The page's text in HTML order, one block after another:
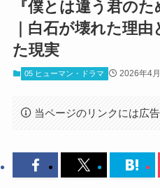
『僕とは違う君の
｜白石が壊れた理
た現実
05 ヒューマン・ドラマ 2026年4
当ページのリンクには広